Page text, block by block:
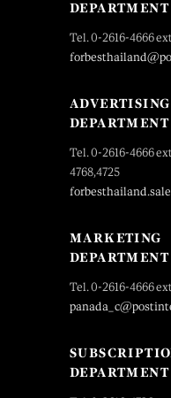
DEPARTMENT
Tel. 0-2616-4666
ADVERTISING
DEPARTMENT
Tel. 0-2616-4666
4768,4725
MARKETING
DEPARTMENT
Tel. 0-2616-4666
DEPARTMENT